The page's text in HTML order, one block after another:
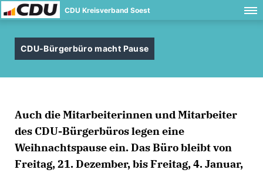
CDU Kreisverband Soest
CDU-Bürgerbüro macht Pause
Auch die Mitarbeiterinnen und Mitarbeiter
des CDU-Bürgerbüros legen eine
Weihnachtspause ein. Das Büro bleibt von
Freitag, 21. Dezember, bis Freitag, 4. Januar,